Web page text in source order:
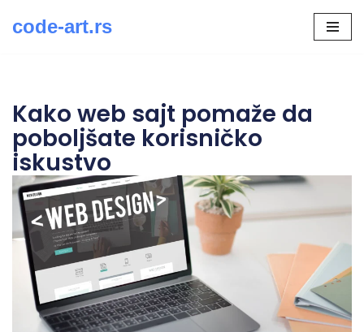
code-art.rs
Kako web sajt pomaže da
poboljšate korisničko
iskustvo